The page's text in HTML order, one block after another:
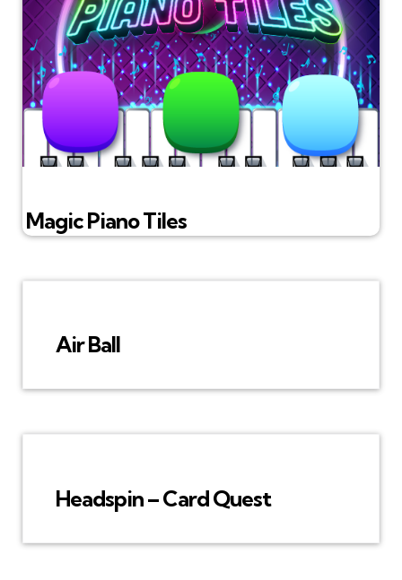
Magic Piano Tiles
Air Ball
Headspin – Card Quest